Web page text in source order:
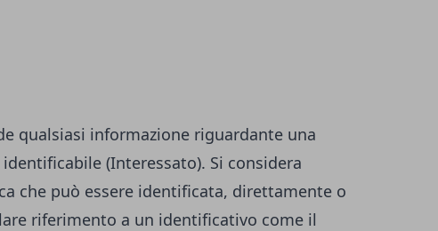
qualsiasi informazione riguardante una
(Interessato). Si considera
che può essere identificata, direttamente o
riferimento a un identificativo come il